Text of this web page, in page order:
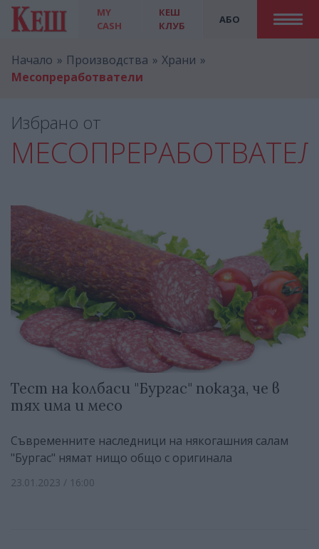
MY
CASH
АБО
КЕШ
КЛУБ
Начало Производства
Храни
Месопреработватели
Избрано от
Тест на колбаси "Бургас" показа, че в
тях има и месо
Съвременните наследници на някогашния салам
"Бургас" нямат нищо общо с оригинала
23.01.2023 / 16:00